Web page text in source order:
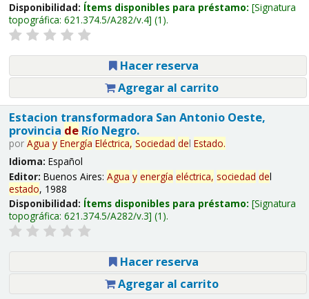
Disponibilidad: Ítems disponibles para préstamo: Signatura
topográfica: 621.374.5/A282/v.4 (1).
Hacer reserva
Agregar al carrito
Estacion transformadora San Antonio Oeste,
provincia deRío Negro.
por Agua y Energía Eléctrica, Sociedad del Estado.
Idioma: Español
Editor: Buenos Aires: Agua y energía eléctrica, sociedad del
estado, 1988
Disponibilidad: Ítems disponibles para préstamo: Signatura
topográfica: 621.374.5/A282/v.3 (1).
Hacer reserva
Agregar al carrito